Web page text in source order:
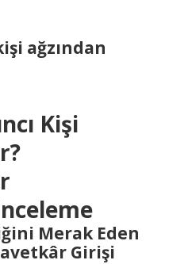
ağzından
Kişi
Merak Eden
Girişi